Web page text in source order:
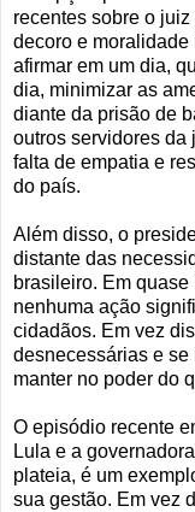
recentes sobre o
decoro e
afirmar em um dia,
dia, minimizar as
diante da prisão de
outros servidores da
falta de empatia e
do país.
Além disso, o
distante das
brasileiro. Em
nenhuma ação
cidadãos. Em vez
desnecessárias e
manter no poder do
O episódio recente
Lula e a
plateia, é um
sua gestão. Em vez